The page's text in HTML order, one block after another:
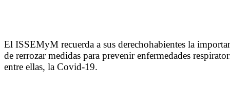
El ISSEMyM recuerda a sus derechohabientes la
de rerrozar medidas para prevenir enfermedades
entre ellas, la Covid-19.